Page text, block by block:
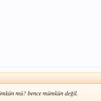
mü? bence mümkün değil.